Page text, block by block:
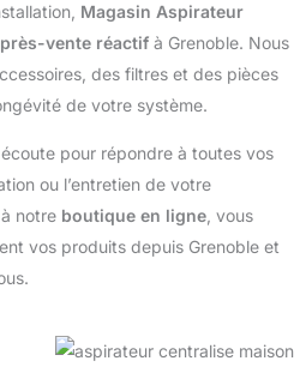
Magasin Aspirateur
vente réactif à Grenoble. Nous
des filtres et des pièces
de votre système.
pour répondre à toutes vos
ou l’entretien de votre
notre boutique en ligne , vous
vos produits depuis Grenoble et